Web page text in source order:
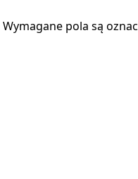
Wymagane pola są